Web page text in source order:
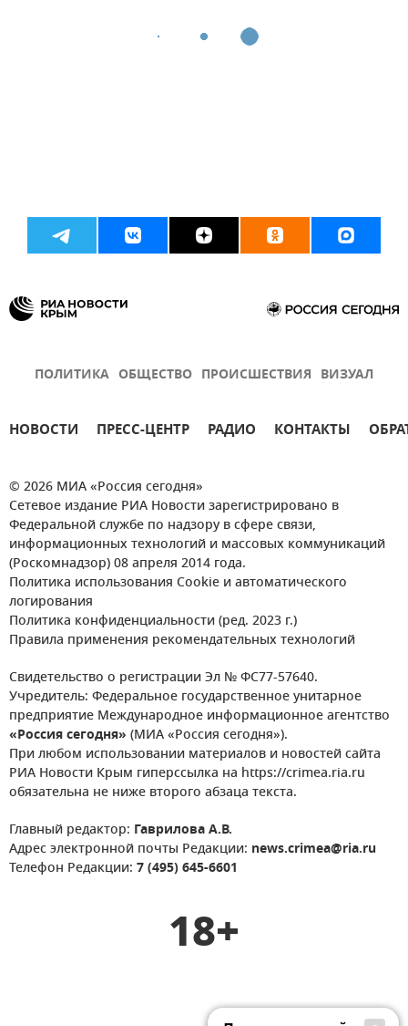
ПОЛИТИКА ОБЩЕСТВО ПРОИСШЕСТВИЯ ВИЗУАЛ
НОВОСТИ ПРЕСС-ЦЕНТР РАДИО КОНТАКТЫ
© 2026 МИА «Россия сегодня»
Сетевое издание РИА Новости зарегистрировано в
Федеральной службе по надзору в сфере связи,
информационных технологий и массовых коммуникаций
(Роскомнадзор) 08 апреля 2014 года.
Политика использования Cookie и автоматического
логирования
Политика конфиденциальности (ред. 2023 г.)
Правила применения рекомендательных технологий
Свидетельство о регистрации Эл № ФС77-57640.
Учредитель: Федеральное государственное унитарное
предприятие Международное информационное агентство
«Россия сегодня» (МИА «Россия сегодня»).
При любом использовании материалов и новостей сайта
РИА Новости Крым гиперссылка на https://crimea.ria.ru
обязательна не ниже второго абзаца текста.
Главный редактор: Гаврилова А.В.
Адрес электронной почты Редакции: news.crimea@ria.ru
Телефон Редакции: 7 (495) 645-6601
18+